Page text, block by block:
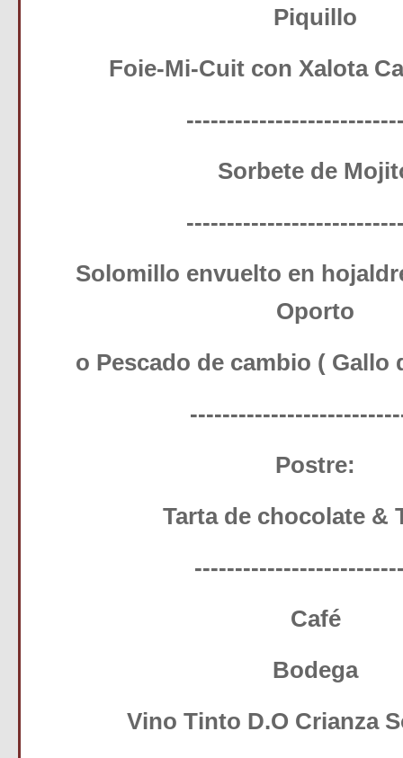
Piquillo
Foie-Mi-Cuit con Xalota
Sorbete de
Solomillo envuelto en
Oporto
o Pescado de cambio ( Gallo
Postre:
Tarta de chocolate &
Café
Bodega
Vino Tinto D.O Crianza